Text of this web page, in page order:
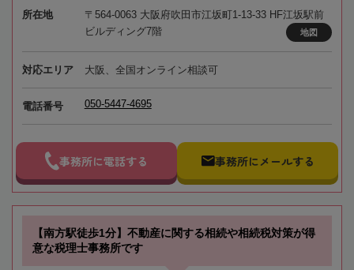
所在地
〒564-0063 大阪府吹田市江坂町1-13-33 HF江坂駅前
ビルディング7階
地図
対応エリア 大阪、全国オンライン相談可
電話番号 050-5447-4695
事務所に電話する 事務所にメールする
【南方駅徒歩1分】不動産に関する相続や相続税対策が得
意な税理士事務所です